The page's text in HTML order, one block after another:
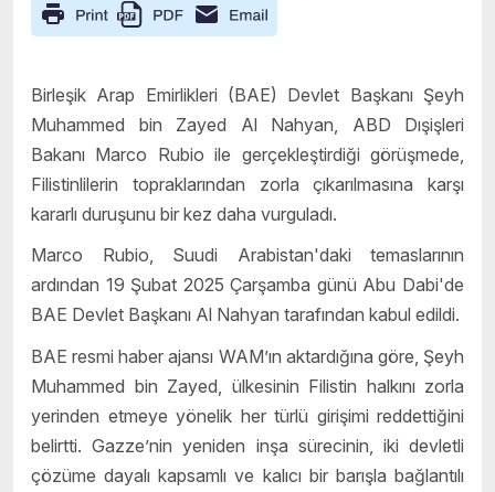
Birleşik Arap Emirlikleri (BAE) Devlet Başkanı Şeyh
Muhammed bin Zayed Al Nahyan, ABD Dışişleri
Bakanı Marco Rubio ile gerçekleştirdiği görüşmede,
Filistinlilerin topraklarından zorla çıkarılmasına karşı
kararlı duruşunu bir kez daha vurguladı.
Marco Rubio, Suudi Arabistan'daki temaslarının
ardından 19 Şubat 2025 Çarşamba günü Abu Dabi'de
BAE Devlet Başkanı Al Nahyan tarafından kabul edildi.
BAE resmi haber ajansı WAM’ın aktardığına göre, Şeyh
Muhammed bin Zayed, ülkesinin Filistin halkını zorla
yerinden etmeye yönelik her türlü girişimi reddettiğini
belirtti. Gazze’nin yeniden inşa sürecinin, iki devletli
çözüme dayalı kapsamlı ve kalıcı bir barışla bağlantılı